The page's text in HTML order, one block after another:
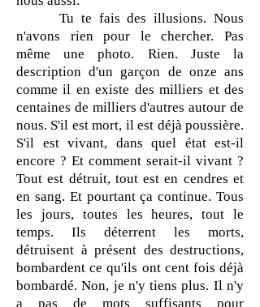
Tu te fais des illusions. Nous
n'avons rien pour le chercher. Pas
même une photo. Rien. Juste la
description d'un garçon de onze ans
comme il en existe des milliers et des
centaines de milliers d'autres autour de
nous. S'il est mort, il est déjà poussière.
S'il est vivant, dans quel état est-il
encore ? Et comment serait-il vivant ?
Tout est détruit, tout est en cendres et
en sang. Et pourtant ça continue. Tous
les jours, toutes les heures, tout le
temps. Ils déterrent les morts,
détruisent à présent des destructions,
bombardent ce qu'ils ont cent fois déjà
bombardé. Non, je n'y tiens plus. Il n'y
a pas de mots suffisants pour